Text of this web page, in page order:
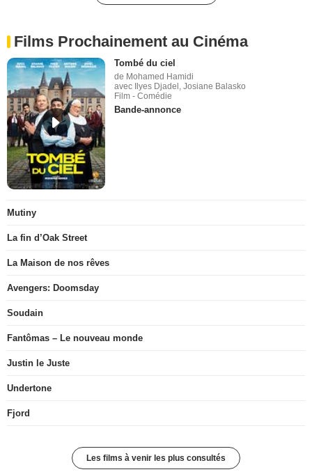
Films Prochainement au Cinéma
Tombé du ciel
de Mohamed Hamidi
avec Ilyes Djadel, Josiane Balasko
Film - Comédie
Bande-annonce
Mutiny
La fin d’Oak Street
La Maison de nos rêves
Avengers: Doomsday
Soudain
Fantômas – Le nouveau monde
Justin le Juste
Undertone
Fjord
Les films à venir les plus consultés